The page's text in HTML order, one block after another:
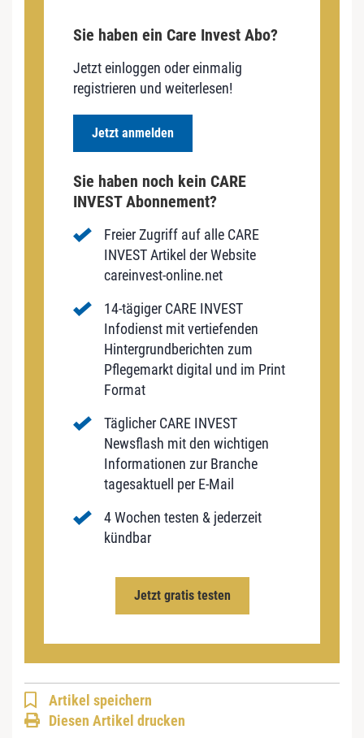
Sie haben ein Care Invest Abo?
Jetzt einloggen oder einmalig
registrieren und weiterlesen!
Jetzt anmelden
Sie haben noch kein CARE
INVEST Abonnement?
Freier Zugriff auf alle CARE
INVEST Artikel der Website
careinvest-online.net
14-tägiger CARE INVEST
Infodienst mit vertiefenden
Hintergrundberichten zum
Pflegemarkt digital und im Print
Format
Täglicher CARE INVEST
Newsflash mit den wichtigen
Informationen zur Branche
tagesaktuell per E-Mail
4 Wochen testen & jederzeit
kündbar
Jetzt gratis testen
Artikel speichern
Diesen Artikel drucken